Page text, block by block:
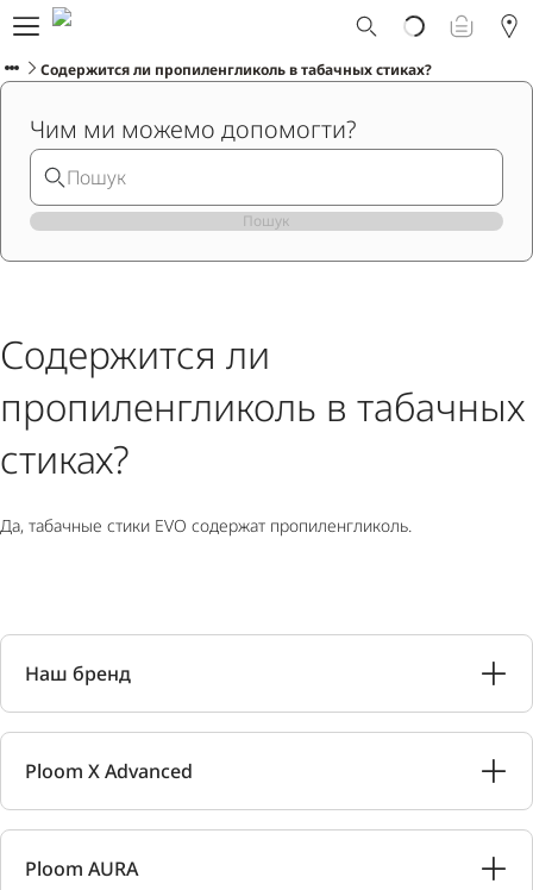
Что такое Ploom AURA?
Каталог
Смарт Апгрейд
Служба поддержки Ploom
Взять в прокат устройство
Фирменные магазины
Содержится ли пропиленгликоль в табачных стиках?
Чим ми можемо допомогти?
Пошук
Содержится ли
пропиленгликоль в табачных
стиках?
Да, табачные стики EVO содержат пропиленгликоль.
Наш бренд
Ploom X Advanced
Ploom AURA